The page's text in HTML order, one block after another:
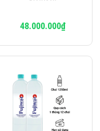
48.000.000₫